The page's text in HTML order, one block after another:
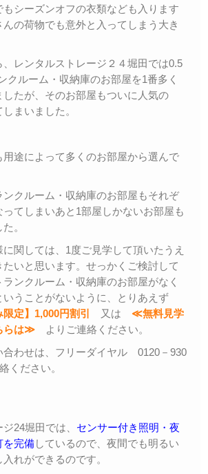
シーズンオフの衣類なども入ります
んの荷物でも意外と入ってしまう大き
、レンタルストレージ２４堀田では0.5
クルーム・収納庫のお部屋を1番多く
したが、そのお部屋もついに人気の
まいました。
用途によって多くのお部屋から選んで
ンクルーム・収納庫のお部屋もそれぞ
てしまいあと1部屋しかないお部屋も
。
関しては、1度ご見学して頂いたうえ
いと思います。せっかくご検討して
ンクルーム・収納庫のお部屋がなく
いうことがないように、とりあえず
限定】1,000円割引
又は ≪無料見学
らは≫ よりご連絡ください。
合わせは、フリーダイヤル 0120－930
ください。
24堀田では、 センサー付き照明・夜
を完備しているので、夜間でも明るい
れができるのです。